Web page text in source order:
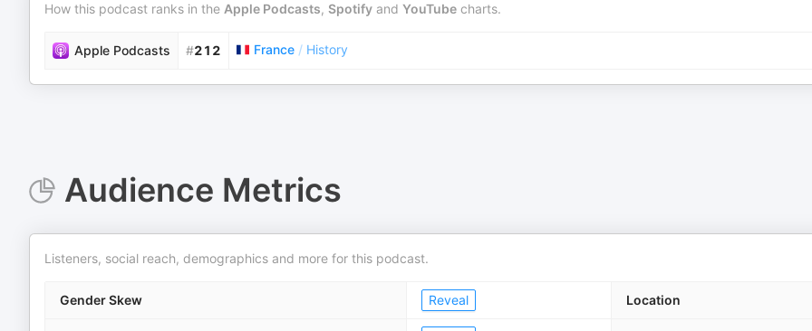
How this podcast ranks in the Apple Podcasts, Spotify and YouTube charts.
Apple Podcasts #212 France / History
Audience Metrics
Listeners, social reach, demographics and more for this podcast.
Gender Skew Reveal Location